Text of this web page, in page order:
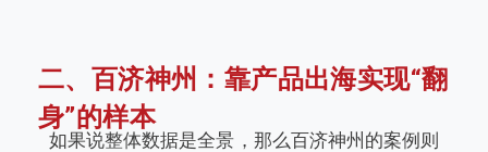
二、百济神州：靠产品出海实现“翻
身”的样本
如果说整体数据是全景，那么百济神州的案例则